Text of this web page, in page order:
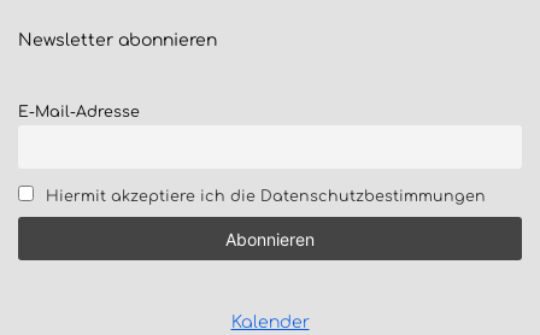
Newsletter abonnieren
E-Mail-Adresse
Hiermit akzeptiere ich die Datenschutzbestimmungen
Kalender